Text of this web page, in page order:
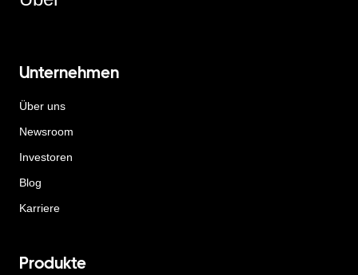
Unternehmen
Über uns
Newsroom
Investoren
Blog
Karriere
Produkte